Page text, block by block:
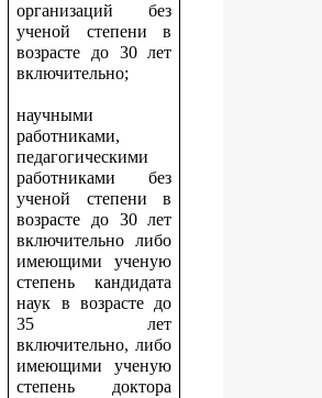
организаций без
ученой степени в
возрасте до 30 лет
включительно;
научными
работниками,
педагогическими
работниками без
ученой степени в
возрасте до 30 лет
включительно либо
имеющими ученую
степень кандидата
наук в возрасте до
35 лет
включительно, либо
имеющими ученую
степень доктора